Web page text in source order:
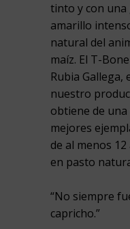
tinto y con una
amarillo
natural del
maíz. El T-
Rubia Gallega,
nuestro
obtiene de una
mejores
de al menos
en pasto
“No siempre
capricho.”